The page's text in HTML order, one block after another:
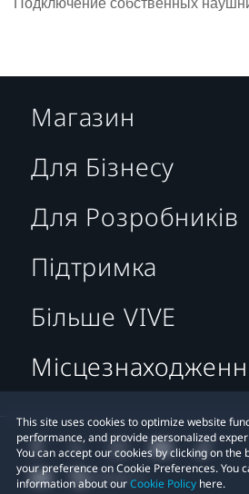
Подключение собственных
This site uses cookies to optimize website
performance, and provide personalized
You can accept our cookies by clicking on
your preference on Cookie Preferences. You
information about ourCookie Policy here.
Магазин
Для Бізнесу
Для Розробників
Підтримка
Більше VIVE